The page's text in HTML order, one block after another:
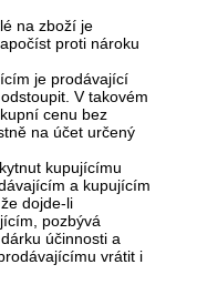
na zboží je
proti nároku
je prodávající
V takovém
cenu bez
na účet určený
kupujícímu
a kupujícím
dojde-li
pozbývá
účinnosti a
vrátit i